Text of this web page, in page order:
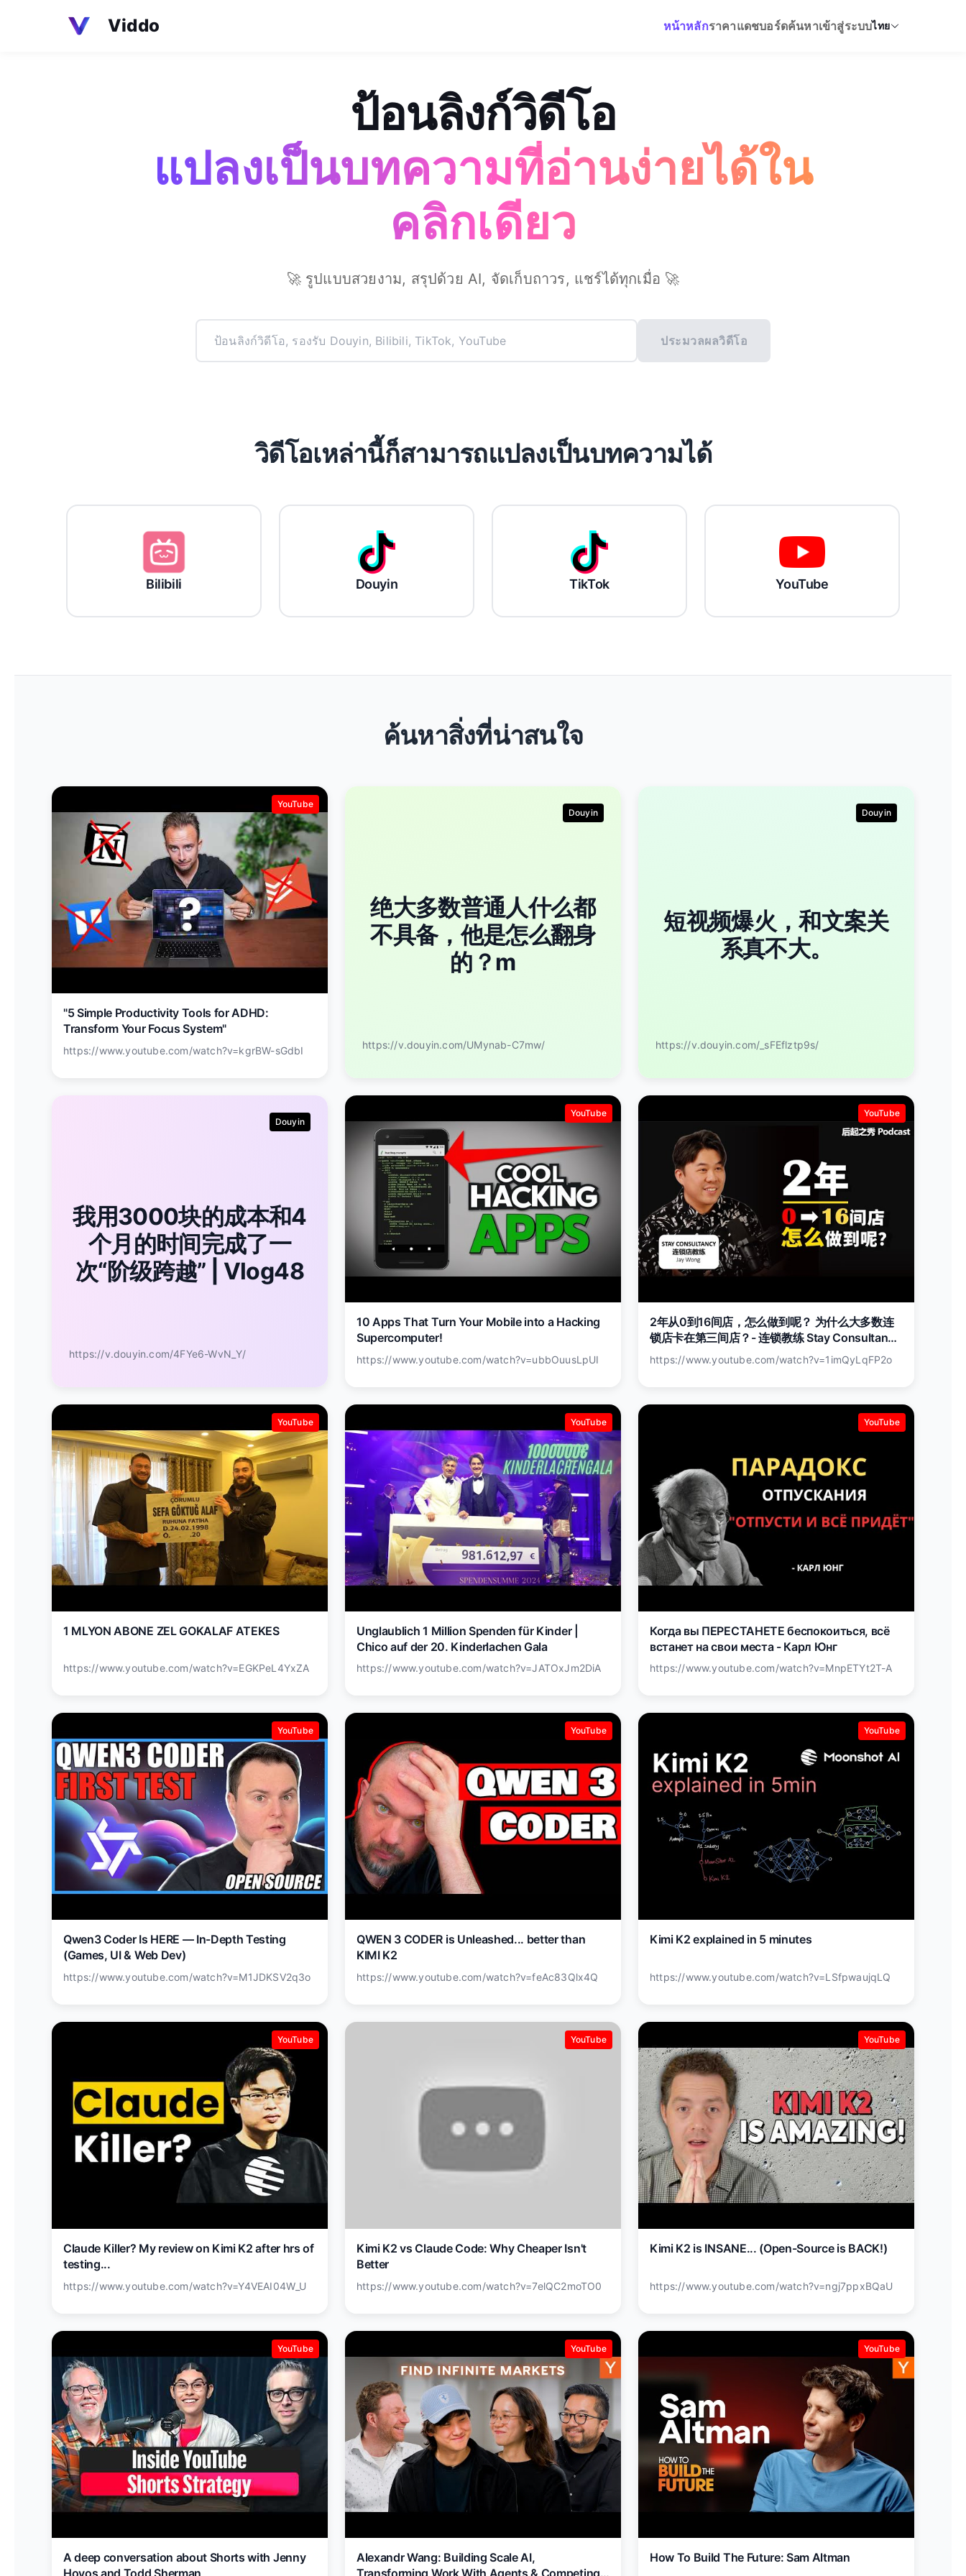
Viddo หน้าหลักราคาแดชบอร์ดค้นหาเข้าสู่ระบบไทย
ป้อนลิงก์วิดีโอ
แปลงเป็นบทความที่อ่านง่ายได้ใน
คลิกเดียว
🚀 รูปแบบสวยงาม, สรุปด้วย AI, จัดเก็บถาวร, แชร์ได้ทุกเมื่อ 🚀
ประมวลผลวิดีโอ
วิดีโอเหล่านี้ก็สามารถแปลงเป็นบทความได้
Bilibili Douyin TikTok YouTube
ค้นหาสิ่งที่น่าสนใจ
YouTube
"5 Simple Productivity Tools for ADHD:
Transform Your Focus System"
https://www.youtube.com/watch?v=kgrBW-sGdbI
Douyin
绝大多数普通人什么都
不具备，他是怎么翻身
的？m
https://v.douyin.com/UMynab-C7mw/
Douyin
短视频爆火，和文案关
系真不大。
https://v.douyin.com/_sFEflztp9s/
Douyin
我用3000块的成本和4
个月的时间完成了一
次“阶级跨越” | Vlog48
https://v.douyin.com/4FYe6-WvN_Y/
YouTube
10 Apps That Turn Your Mobile into a Hacking
Supercomputer!
https://www.youtube.com/watch?v=ubbOuusLpUI
YouTube
2年从0到16间店，怎么做到呢？ 为什么大多数连
锁店卡在第三间店？- 连锁教练 Stay Consultancy
创办人 Jay Wong
https://www.youtube.com/watch?v=1imQyLqFP2o
YouTube
1 MLYON ABONE ZEL GOKALAF ATEKES
https://www.youtube.com/watch?v=EGKPeL4YxZA
YouTube
Unglaublich 1 Million Spenden für Kinder |
Chico auf der 20. Kinderlachen Gala
https://www.youtube.com/watch?v=JATOxJm2DiA
YouTube
Когда вы ПЕРЕСТАНЕТЕ беспокоиться, всё
встанет на свои места - Карл Юнг
https://www.youtube.com/watch?v=MnpETYt2T-A
YouTube
Qwen3 Coder Is HERE — In-Depth Testing
(Games, UI & Web Dev)
https://www.youtube.com/watch?v=M1JDKSV2q3o
YouTube
QWEN 3 CODER is Unleashed... better than
KIMI K2
https://www.youtube.com/watch?v=feAc83Qlx4Q
YouTube
Kimi K2 explained in 5 minutes
https://www.youtube.com/watch?v=LSfpwaujqLQ
YouTube
Claude Killer? My review on Kimi K2 after hrs of
testing...
https://www.youtube.com/watch?v=Y4VEAI04W_U
YouTube
Kimi K2 vs Claude Code: Why Cheaper Isn't
Better
https://www.youtube.com/watch?v=7elQC2moTO0
YouTube
Kimi K2 is INSANE... (Open-Source is BACK!)
https://www.youtube.com/watch?v=ngj7ppxBQaU
YouTube
A deep conversation about Shorts with Jenny
Hoyos and Todd Sherman
YouTube
Alexandr Wang: Building Scale AI,
Transforming Work With Agents & Competing
YouTube
How To Build The Future: Sam Altman